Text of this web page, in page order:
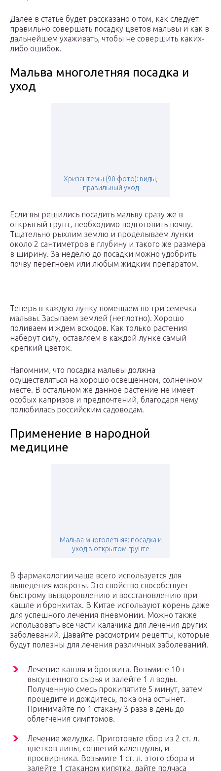
Далее в статье будет рассказано о том, как следует
правильно совершать посадку цветов мальвы и как в
дальнейшем ухаживать, чтобы не совершить каких-
либо ошибок.
Мальва многолетняя посадка и
уход
Хризантемы (90 фото): виды,
правильный уход
Если вы решились посадить мальву сразу же в
открытый грунт, необходимо подготовить почву.
Тщательно рыхлим землю и проделываем лунки
около 2 сантиметров в глубину и такого же размера
в ширину. За неделю до посадки можно удобрить
почву перегноем или любым жидким препаратом.
Теперь в каждую лунку помещаем по три семечка
мальвы. Засыпаем землей (неплотно). Хорошо
поливаем и ждем всходов. Как только растения
наберут силу, оставляем в каждой лунке самый
крепкий цветок.
Напомним, что посадка мальвы должна
осуществляться на хорошо освещенном, солнечном
месте. В остальном же данное растение не имеет
особых капризов и предпочтений, благодаря чему
полюбилась российским садоводам.
Применение в народной
медицине
Мальва многолетняя: посадка и
уход в открытом грунте
В фармакологии чаще всего используется для
выведения мокроты. Это свойство способствует
быстрому выздоровлению и восстановлению при
кашле и бронхитах. В Китае используют корень даже
для успешного лечения пневмонии. Можно также
использовать все части калачика для лечения других
заболеваний. Давайте рассмотрим рецепты, которые
будут полезны для лечения различных заболеваний.
Лечение кашля и бронхита. Возьмите 10 г
высушенного сырья и залейте 1 л воды.
Полученную смесь прокипятите 5 минут, затем
процедите и дождитесь, пока она остынет.
Принимайте по 1 стакану 3 раза в день до
облегчения симптомов.
Лечение желудка. Приготовьте сбор из 2 ст. л.
цветков липы, соцветий календулы, и
просвирника. Возьмите 1 ст. л. этого сбора и
залейте 1 стаканом кипятка, дайте полчаса